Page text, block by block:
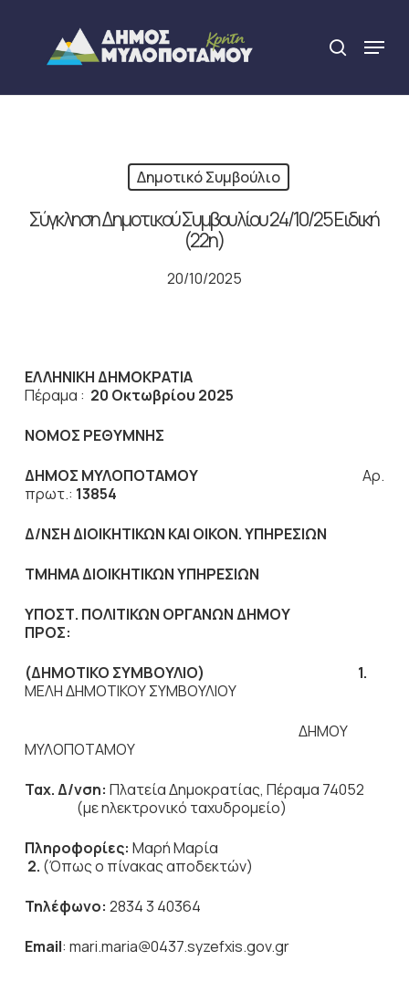
content
search
Menu
Δημοτικό Συμβούλιο
Σύγκληση Δημοτικού Συμβουλίου 24/10/25 Ειδική
(22η)
20/10/2025
ΕΛΛΗΝΙΚΗ ΔΗΜΟΚΡΑΤΙΑ
Πέραμα : 20 Οκτωβρίου 2025
ΝΟΜΟΣ ΡΕΘΥΜΝΗΣ
ΔΗΜΟΣ ΜΥΛΟΠΟΤΑΜΟΥ Αρ.
πρωτ.: 13854
Δ/ΝΣΗ ΔΙΟΙΚΗΤΙΚΩΝ ΚΑΙ ΟΙΚΟΝ. ΥΠΗΡΕΣΙΩΝ
ΤΜΗΜΑ ΔΙΟΙΚΗΤΙΚΩΝ ΥΠΗΡΕΣΙΩΝ
ΥΠΟΣΤ. ΠΟΛΙΤΙΚΩΝ ΟΡΓΑΝΩΝ ΔΗΜΟΥ
ΠΡΟΣ:
(ΔΗΜΟΤΙΚΟ ΣΥΜΒΟΥΛΙΟ) 1.
ΜΕΛΗ ΔΗΜΟΤΙΚΟΥ ΣΥΜΒΟΥΛΙΟΥ
ΔΗΜΟΥ
ΜΥΛΟΠΟΤΑΜΟΥ
Ταχ. Δ/νση: Πλατεία Δημοκρατίας, Πέραμα 74052
(με ηλεκτρονικό ταχυδρομείο)
Πληροφορίες: Μαρή Μαρία
2. (Όπως ο πίνακας αποδεκτών)
Τηλέφωνο: 2834 3 40364
Email: mari.maria@0437.syzefxis.gov.gr
Close